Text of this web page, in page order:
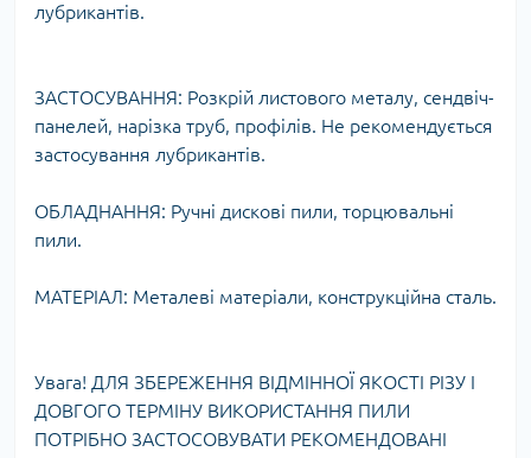
лубрикантів.
ЗАСТОСУВАННЯ: Розкрій листового металу, сендвіч-
панелей, нарізка труб, профілів. Не рекомендується
застосування лубрикантів.
ОБЛАДНАННЯ: Ручні дискові пили, торцювальні
пили.
МАТЕРІАЛ: Металеві матеріали, конструкційна сталь.
Увагa! ДЛЯ ЗБЕРЕЖЕННЯ ВІДМІННОЇ ЯКОСТІ РІЗУ І
ДОВГОГО ТЕРМІНУ ВИКОРИСТАННЯ ПИЛИ
ПОТРІБНО ЗАСТОСОВУВАТИ РЕКОМЕНДОВАНІ